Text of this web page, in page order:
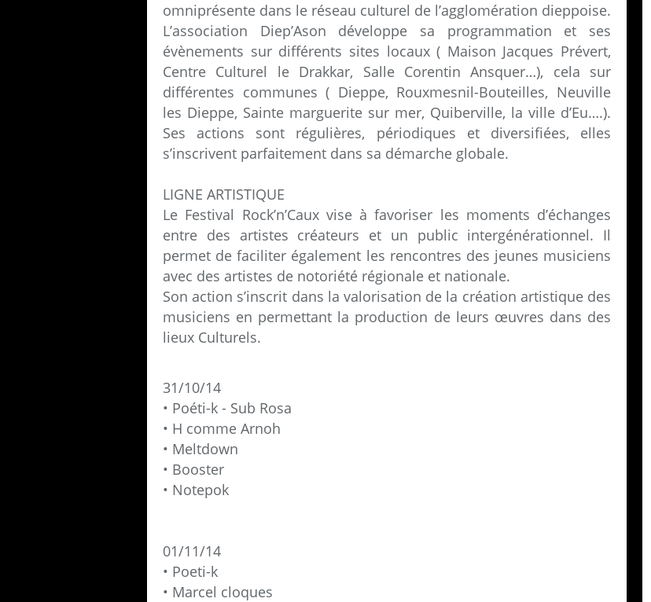
omniprésente dans le réseau culturel de l’agglomération dieppoise.
L’association Diep’Ason développe sa programmation et ses
évènements sur différents sites locaux ( Maison Jacques Prévert,
Centre Culturel le Drakkar, Salle Corentin Ansquer…), cela sur
différentes communes ( Dieppe, Rouxmesnil-Bouteilles, Neuville
les Dieppe, Sainte marguerite sur mer, Quiberville, la ville d’Eu….).
Ses actions sont régulières, périodiques et diversifiées, elles
s’inscrivent parfaitement dans sa démarche globale.
LIGNE ARTISTIQUE
Le Festival Rock’n’Caux vise à favoriser les moments d’échanges
entre des artistes créateurs et un public intergénérationnel. Il
permet de faciliter également les rencontres des jeunes musiciens
avec des artistes de notoriété régionale et nationale.
Son action s’inscrit dans la valorisation de la création artistique des
musiciens en permettant la production de leurs œuvres dans des
lieux Culturels.
31/10/14
• Poéti-k - Sub Rosa
• H comme Arnoh
• Meltdown
• Booster
• Notepok
01/11/14
• Poeti-k
• Marcel cloques